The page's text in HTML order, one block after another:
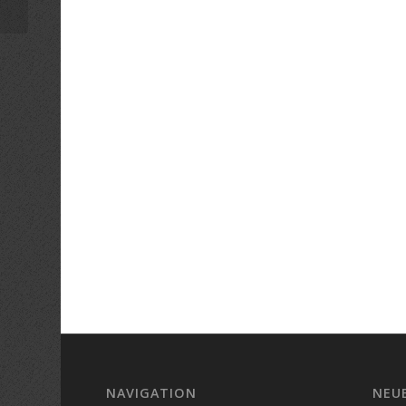
NAVIGATION